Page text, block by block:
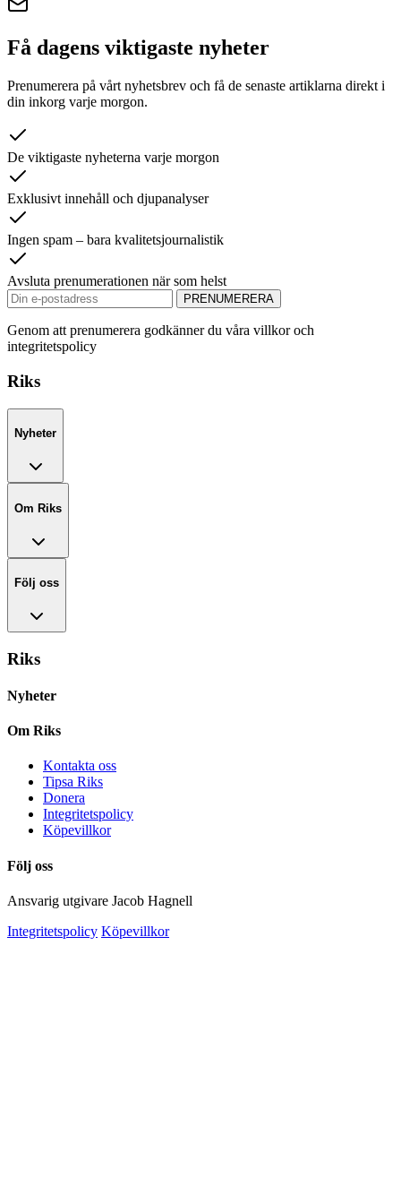
Få dagens viktigaste nyheter
Prenumerera på vårt nyhetsbrev och få de senaste artiklarna direkt i
din inkorg varje morgon.
De viktigaste nyheterna varje morgon
Exklusivt innehåll och djupanalyser
Ingen spam – bara kvalitetsjournalistik
Avsluta prenumerationen när som helst
PRENUMERERA
Genom att prenumerera godkänner du våra villkor och
integritetspolicy
Riks
Nyheter
Om Riks
Följ oss
Riks
Nyheter
Om Riks
Kontakta oss
Tipsa Riks
Donera
Integritetspolicy
Köpevillkor
Följ oss
Ansvarig utgivare Jacob Hagnell
Integritetspolicy Köpevillkor